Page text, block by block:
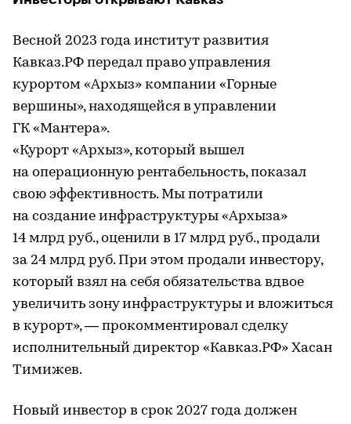
Весной 2023 года институт развития
Кавказ.РФ передал право управления
курортом «Архыз» компании «Горные
вершины», находящейся в управлении
ГК «Мантера».
«Курорт «Архыз», который вышел
на операционную рентабельность, показал
свою эффективность. Мы потратили
на создание инфраструктуры «Архыза»
14 млрд руб., оценили в 17 млрд руб., продали
за 24 млрд руб. При этом продали инвестору,
который взял на себя обязательства вдвое
увеличить зону инфраструктуры и вложиться
в курорт», — прокомментировал сделку
исполнительный директор «Кавказ.РФ» Хасан
Тимижев.
Новый инвестор в срок 2027 года должен